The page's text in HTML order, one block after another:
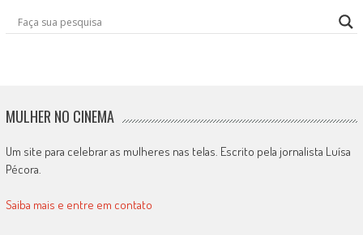
MULHER NO CINEMA
Um site para celebrar as mulheres nas telas. Escrito pela jornalista Luísa
Pécora.
Saiba mais e entre em contato